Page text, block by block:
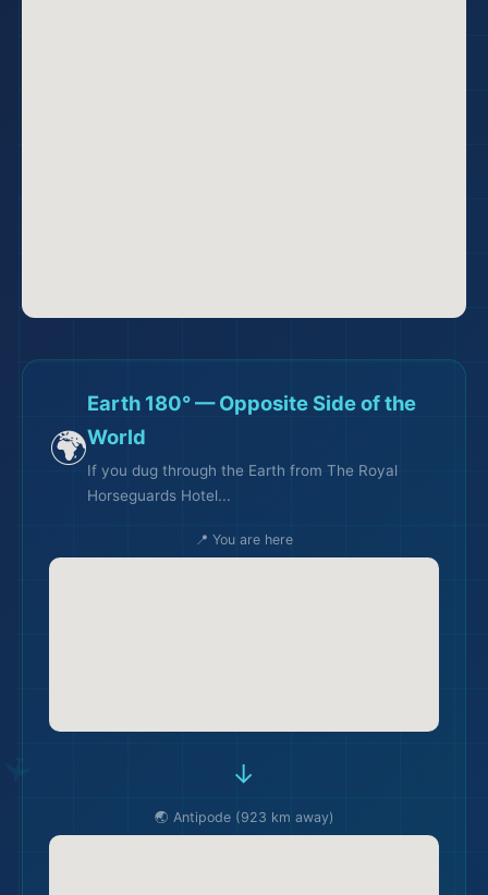
🌍
Earth 180° — Opposite Side of the
World
If you dug through the Earth from The Royal
Horseguards Hotel...
📍 You are here
→
🌏 Antipode (923 km away)